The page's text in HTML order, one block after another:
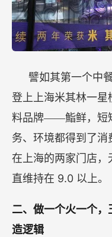
譬如其第一个中
登上上海米其林一星
料品牌——鮨鲜，短
务、环境都得到了
在上海的两家门店
直维持在 9.0 以上。
二、做一个火一个
造逻辑